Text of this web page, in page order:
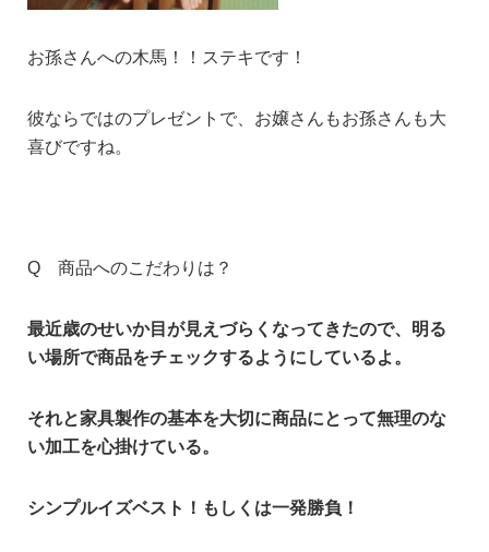
お孫さんへの木馬！！ ステキです！
彼ならではのプレゼントで、 お嬢さんもお孫さんも大
喜びですね。
Q 商品へのこだわりは？
最近歳のせいか目が見えづらくなってきたので、明る
い場所で商品をチェックするようにしているよ。
それと家具製作の基本を大切に商品にとって無理のな
い加工を心掛けている。
シンプルイズベスト！もしくは一発勝負！